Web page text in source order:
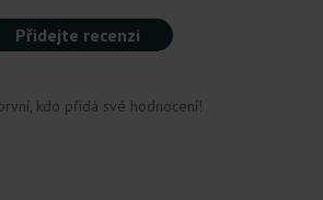
Přidejte recenzi
kdo přidá své hodnocení!